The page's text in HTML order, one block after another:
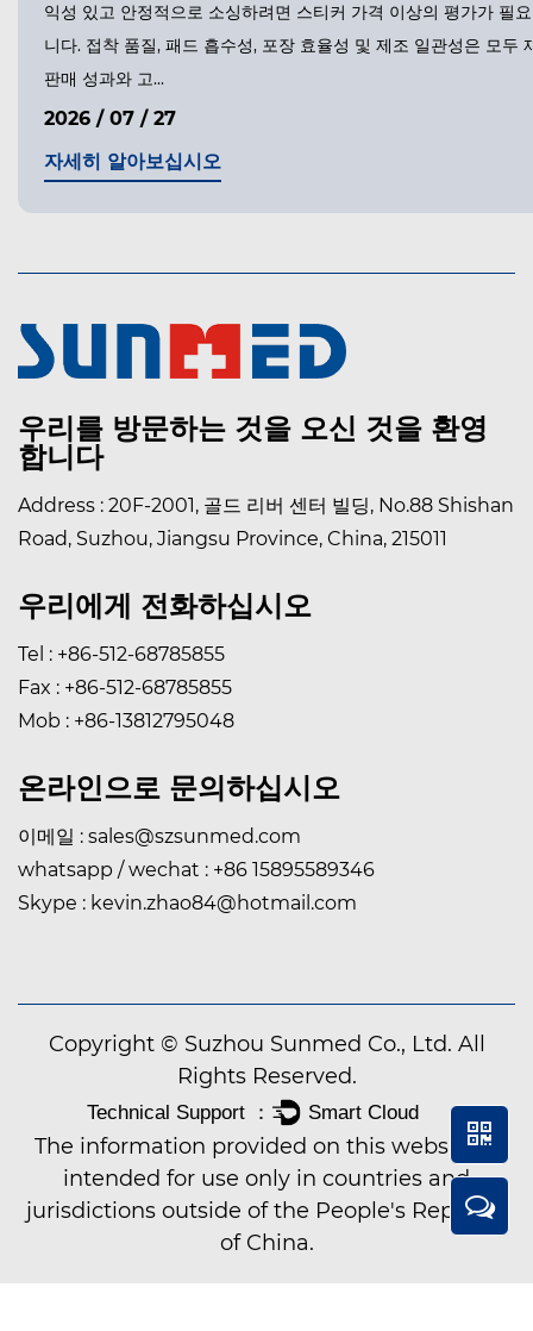
익성 있고 안정적으로 소싱하려면 스티커 가격 이상의 평가가 필
니다. 접착 품질, 패드 흡수성, 포장 효율성 및 제조 일관성은 모두
판매 성과와 고...
2026 / 07 / 27
자세히 알아보십시오
우리를 방문하는 것을 오신 것을 환영
합니다
Address : 20F-2001, 골드 리버 센터 빌딩, No.88 Shishan
Road, Suzhou, Jiangsu Province, China, 215011
우리에게 전화하십시오
Tel : +86-512-68785855
Fax : +86-512-68785855
Mob : +86-13812795048
온라인으로 문의하십시오
이메일 : sales@szsunmed.com
whatsapp / wechat : +86 15895589346
Skype : kevin.zhao84@hotmail.com
Copyright © Suzhou Sunmed Co., Ltd. All
Rights Reserved.
The information provided on this website is
intended for use only in countries and
jurisdictions outside of the People's Republic
of China.